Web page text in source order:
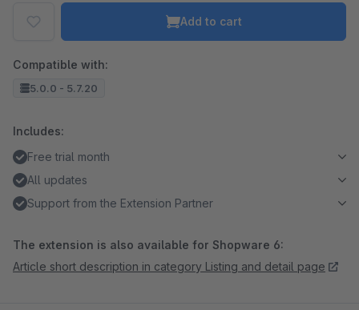
Add to cart
Compatible with:
5.0.0 - 5.7.20
Includes:
Free trial month
All updates
Support from the Extension Partner
The extension is also available for Shopware 6:
Article short description in category Listing and detail page